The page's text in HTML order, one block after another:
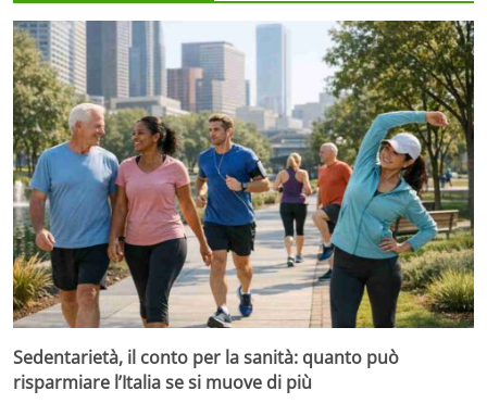
Sedentarietà, il conto per la sanità: quanto può
risparmiare l’Italia se si muove di più